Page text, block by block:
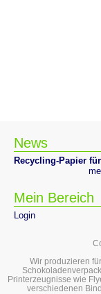
News
Recycling-Papier
Mein Bereich
Login
Wir produzieren
Printerzeugnisse wie
verschiedenen